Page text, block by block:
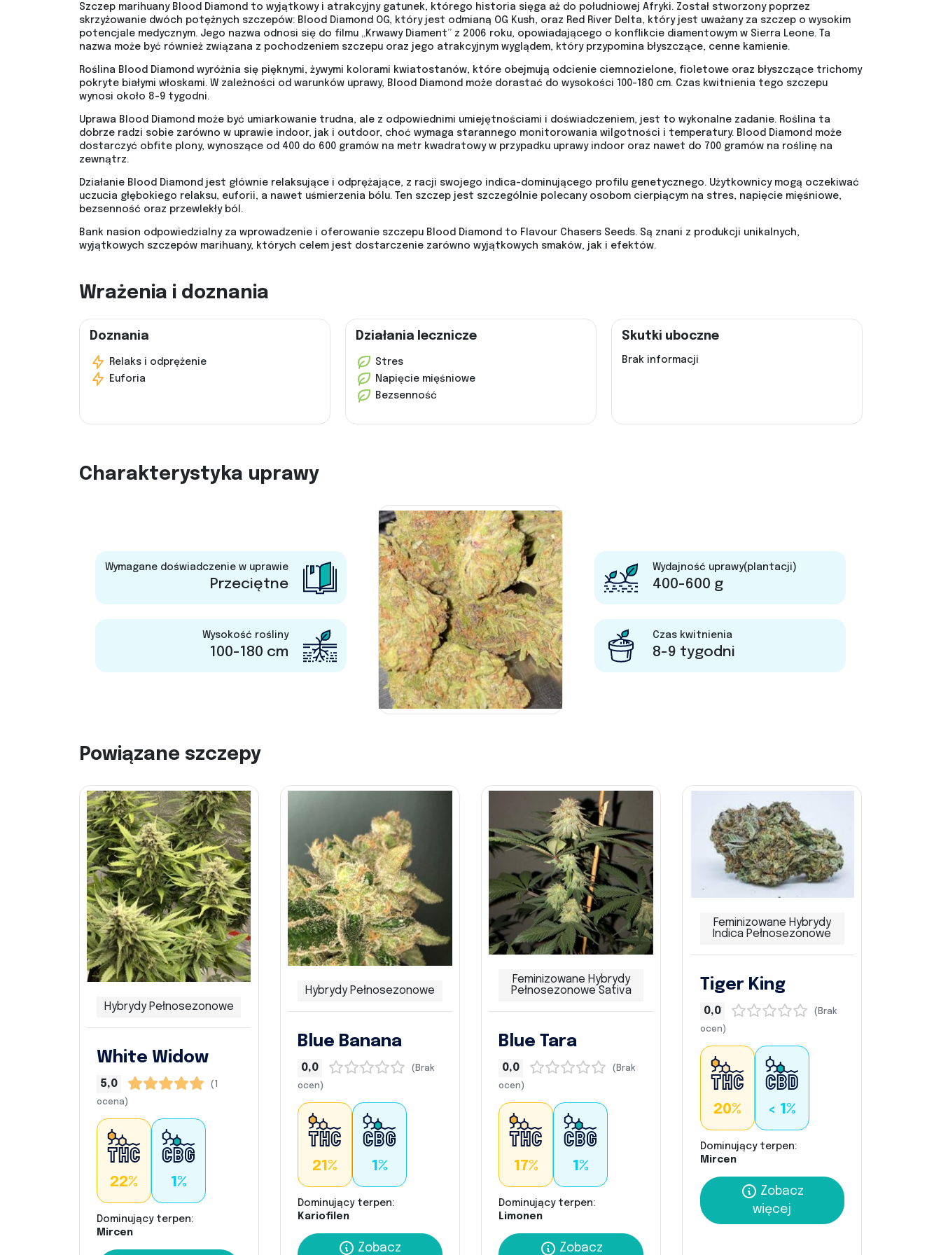
Szczep marihuany Blood Diamond to wyjątkowy i atrakcyjny gatunek, którego historia sięga aż do południowej Afryki. Został stworzony poprzez
skrzyżowanie dwóch potężnych szczepów: Blood Diamond OG, który jest odmianą OG Kush, oraz Red River Delta, który jest uważany za szczep o wysokim
potencjale medycznym. Jego nazwa odnosi się do filmu „Krwawy Diament” z 2006 roku, opowiadającego o konflikcie diamentowym w Sierra Leone. Ta
nazwa może być również związana z pochodzeniem szczepu oraz jego atrakcyjnym wyglądem, który przypomina błyszczące, cenne kamienie.
Roślina Blood Diamond wyróżnia się pięknymi, żywymi kolorami kwiatostanów, które obejmują odcienie ciemnozielone, fioletowe oraz błyszczące trichomy
pokryte białymi włoskami. W zależności od warunków uprawy, Blood Diamond może dorastać do wysokości 100-180 cm. Czas kwitnienia tego szczepu
wynosi około 8-9 tygodni.
Uprawa Blood Diamond może być umiarkowanie trudna, ale z odpowiednimi umiejętnościami i doświadczeniem, jest to wykonalne zadanie. Roślina ta
dobrze radzi sobie zarówno w uprawie indoor, jak i outdoor, choć wymaga starannego monitorowania wilgotności i temperatury. Blood Diamond może
dostarczyć obfite plony, wynoszące od 400 do 600 gramów na metr kwadratowy w przypadku uprawy indoor oraz nawet do 700 gramów na roślinę na
zewnątrz.
Działanie Blood Diamond jest głównie relaksujące i odprężające, z racji swojego indica-dominującego profilu genetycznego. Użytkownicy mogą oczekiwać
uczucia głębokiego relaksu, euforii, a nawet uśmierzenia bólu. Ten szczep jest szczególnie polecany osobom cierpiącym na stres, napięcie mięśniowe,
bezsenność oraz przewlekły ból.
Bank nasion odpowiedzialny za wprowadzenie i oferowanie szczepu Blood Diamond to Flavour Chasers Seeds. Są znani z produkcji unikalnych,
wyjątkowych szczepów marihuany, których celem jest dostarczenie zarówno wyjątkowych smaków, jak i efektów.
Wrażenia i doznania
Doznania
Relaks i odprężenie
Euforia
Działania lecznicze
Stres
Napięcie mięśniowe
Bezsenność
Skutki uboczne
Brak informacji
Charakterystyka uprawy
Wymagane doświadczenie w uprawie
Przeciętne
Wysokość rośliny
100-180 cm
Wydajność uprawy(plantacji)
400-600 g
Czas kwitnienia
8-9 tygodni
Powiązane szczepy
Hybrydy Pełnosezonowe
White Widow
5,0
(1
ocena)
22% 1%
Dominujący terpen:
Mircen
Hybrydy Pełnosezonowe
Blue Banana
0,0
(Brak
ocen)
21% 1%
Dominujący terpen:
Kariofilen
Zobacz
Feminizowane Hybrydy
Pełnosezonowe Sativa
Blue Tara
0,0
(Brak
ocen)
17% 1%
Dominujący terpen:
Limonen
Zobacz
Feminizowane Hybrydy
Indica Pełnosezonowe
Tiger King
0,0
(Brak
ocen)
20% < 1%
Dominujący terpen:
Mircen
Zobacz
więcej